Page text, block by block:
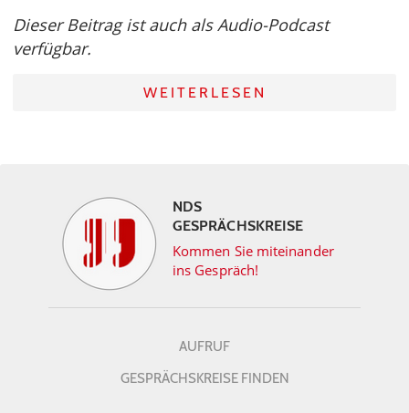
Dieser Beitrag ist auch als Audio-Podcast
verfügbar.
WEITERLESEN
NDS
GESPRÄCHSKREISE
Kommen Sie miteinander
ins Gespräch!
AUFRUF
GESPRÄCHSKREISE FINDEN